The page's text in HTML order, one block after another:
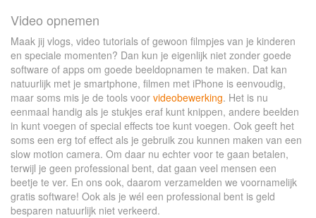
Video opnemen
Maak jij vlogs, video tutorials of gewoon filmpjes van je kinderen
en speciale momenten? Dan kun je eigenlijk niet zonder goede
software of apps om goede beeldopnamen te maken. Dat kan
natuurlijk met je smartphone, filmen met iPhone is eenvoudig,
maar soms mis je de tools voor videobewerking. Het is nu
eenmaal handig als je stukjes eraf kunt knippen, andere beelden
in kunt voegen of special effects toe kunt voegen. Ook geeft het
soms een erg tof effect als je gebruik zou kunnen maken van een
slow motion camera. Om daar nu echter voor te gaan betalen,
terwijl je geen professional bent, dat gaan veel mensen een
beetje te ver. En ons ook, daarom verzamelden we voornamelijk
gratis software! Ook als je wél een professional bent is geld
besparen natuurlijk niet verkeerd.